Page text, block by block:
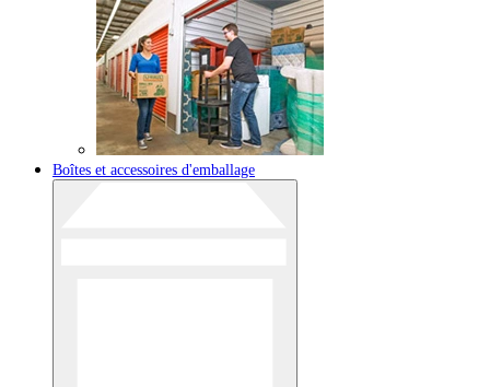
Boîtes et accessoires d'emballage